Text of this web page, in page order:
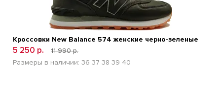
Кроссовки New Balance 574 женские черно-зеленые
5 250 р.
11 990 р.
Размеры в наличии: 36 37 38 39 40